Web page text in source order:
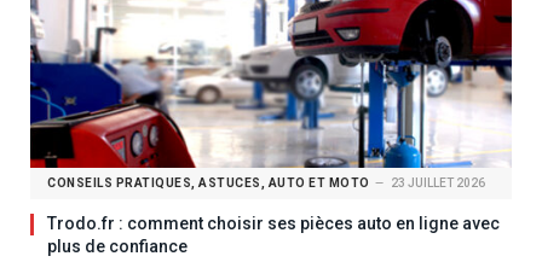
CONSEILS PRATIQUES, ASTUCES, AUTO ET MOTO 23 JUILLET 2026
Trodo.fr : comment choisir ses pièces auto en ligne avec
plus de confiance